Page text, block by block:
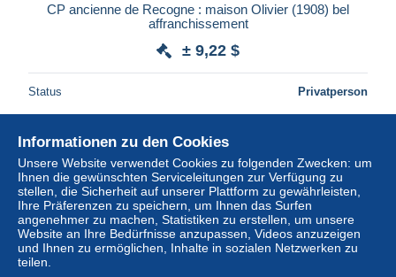
CP ancienne de Recogne : maison Olivier (1908) bel
affranchissement
± 9,22 $
Status Privatperson
Informationen zu den Cookies
Unsere Website verwendet Cookies zu folgenden Zwecken: um
Ihnen die gewünschten Serviceleitungen zur Verfügung zu
stellen, die Sicherheit auf unserer Plattform zu gewährleisten,
Ihre Präferenzen zu speichern, um Ihnen das Surfen
angenehmer zu machen, Statistiken zu erstellen, um unsere
Website an Ihre Bedürfnisse anzupassen, Videos anzuzeigen
und Ihnen zu ermöglichen, Inhalte in sozialen Netzwerken zu
teilen.